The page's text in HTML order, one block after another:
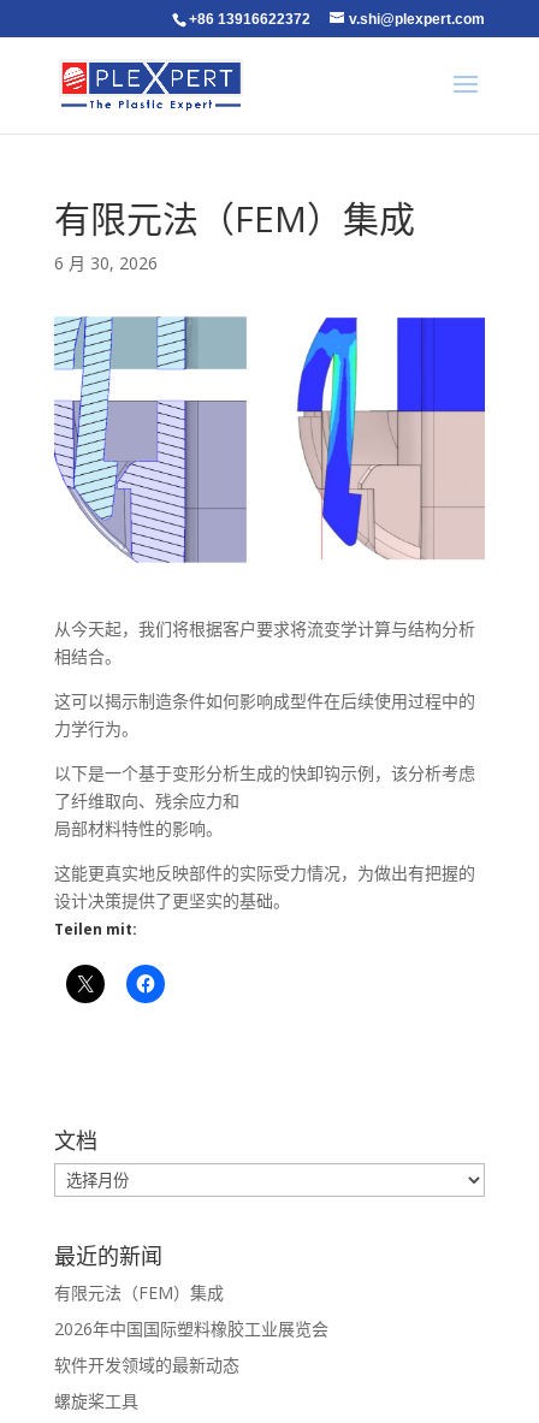
+86 13916622372 v.shi@plexpert.com
有限元法（FEM）集成
6 月 30, 2026
从今天起，我们将根据客户要求将流变学计算与结构分析
相结合。
这可以揭示制造条件如何影响成型件在后续使用过程中的
力学行为。
以下是一个基于变形分析生成的快卸钩示例，该分析考虑
了纤维取向、残余应力和
局部材料特性的影响。
这能更真实地反映部件的实际受力情况，为做出有把握的
设计决策提供了更坚实的基础。
Teilen mit:
文档
最近的新闻
有限元法（FEM）集成
2026年中国国际塑料橡胶工业展览会
软件开发领域的最新动态
螺旋桨工具